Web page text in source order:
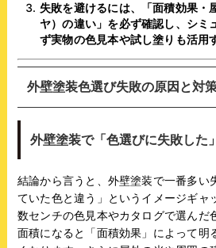
失敗を避けるには、「面積効果・
ヤ）の違い」を必ず確認し、シミ
ず実物の色見本や試し塗りも活用
外壁塗装色選び失敗の原因と対
外壁塗装で「色選びに失敗した
結論から言うと、外壁塗装で一番多い
ていた色と違う」というイメージギャ
数センチの色見本やカタログで選んだ
面積になると「面積効果」によって明